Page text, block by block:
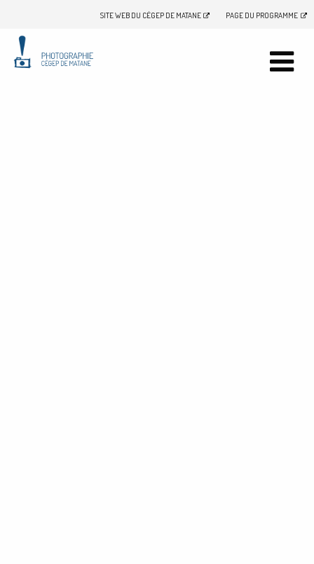
SITE WEB DU CÉGEP DE MATANE PAGE DU PROGRAMME